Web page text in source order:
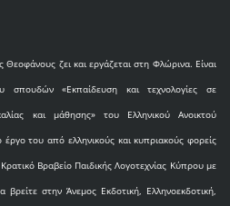
ζει και εργάζεται στη Φλώρινα. Είναι
σπουδών «Εκπαίδευση και τεχνολογίες σε
και μάθησης» του Ελληνικού Ανοικτού
έργο του από ελληνικούς και κυπριακούς φορείς
Βραβείο Παιδικής Λογοτεχνίας Κύπρου με
στην Άνεμος Εκδοτική, Ελληνοεκδοτική,